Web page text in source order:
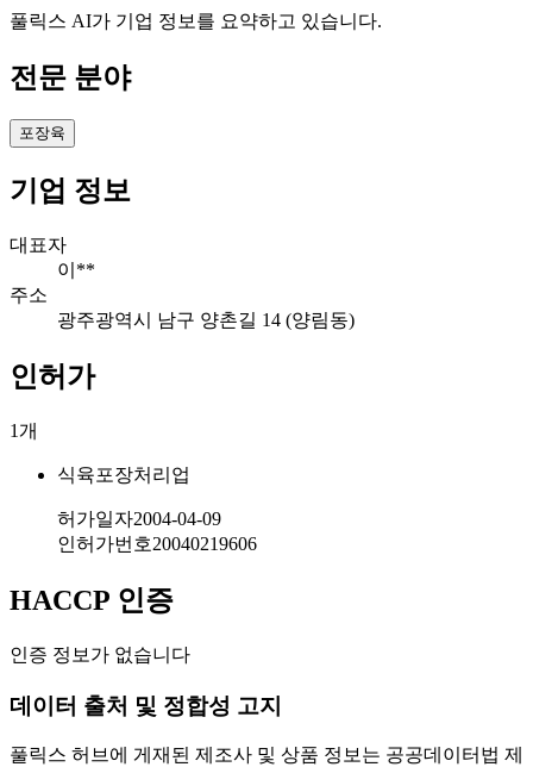
풀릭스 AI가 기업 정보를 요약하고 있습니다.
전문 분야
포장육
기업 정보
대표자
이**
주소
광주광역시 남구 양촌길 14 (양림동)
인허가
1개
식육포장처리업
허가일자2004-04-09
인허가번호20040219606
HACCP 인증
인증 정보가 없습니다
데이터 출처 및 정합성 고지
풀릭스 허브에 게재된 제조사 및 상품 정보는 공공데이터법 제